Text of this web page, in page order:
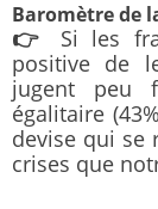
Baromètre de
👉 Si les
positive de
jugent peu
égalitaire
devise qui se
crises que